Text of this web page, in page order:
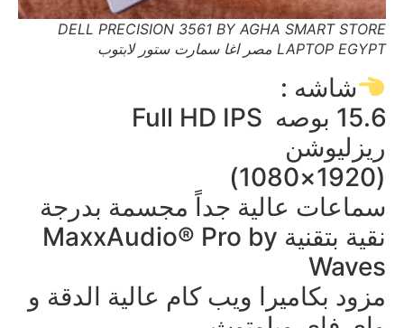
DELL PRECISION 3561 BY AGHA SMART STORE
LAPTOP EGYPT مصر اغا سمارت ستور لابتوب
شاشه :
15.6 بوصه Full HD IPS
ريزليوشن
(1920×1080)
سماعات عالية جداً مجسمة بدرجة
نقية بتقنية MaxxAudio® Pro by
Waves
مزود بكاميرا ويب كام عالية الدقة و